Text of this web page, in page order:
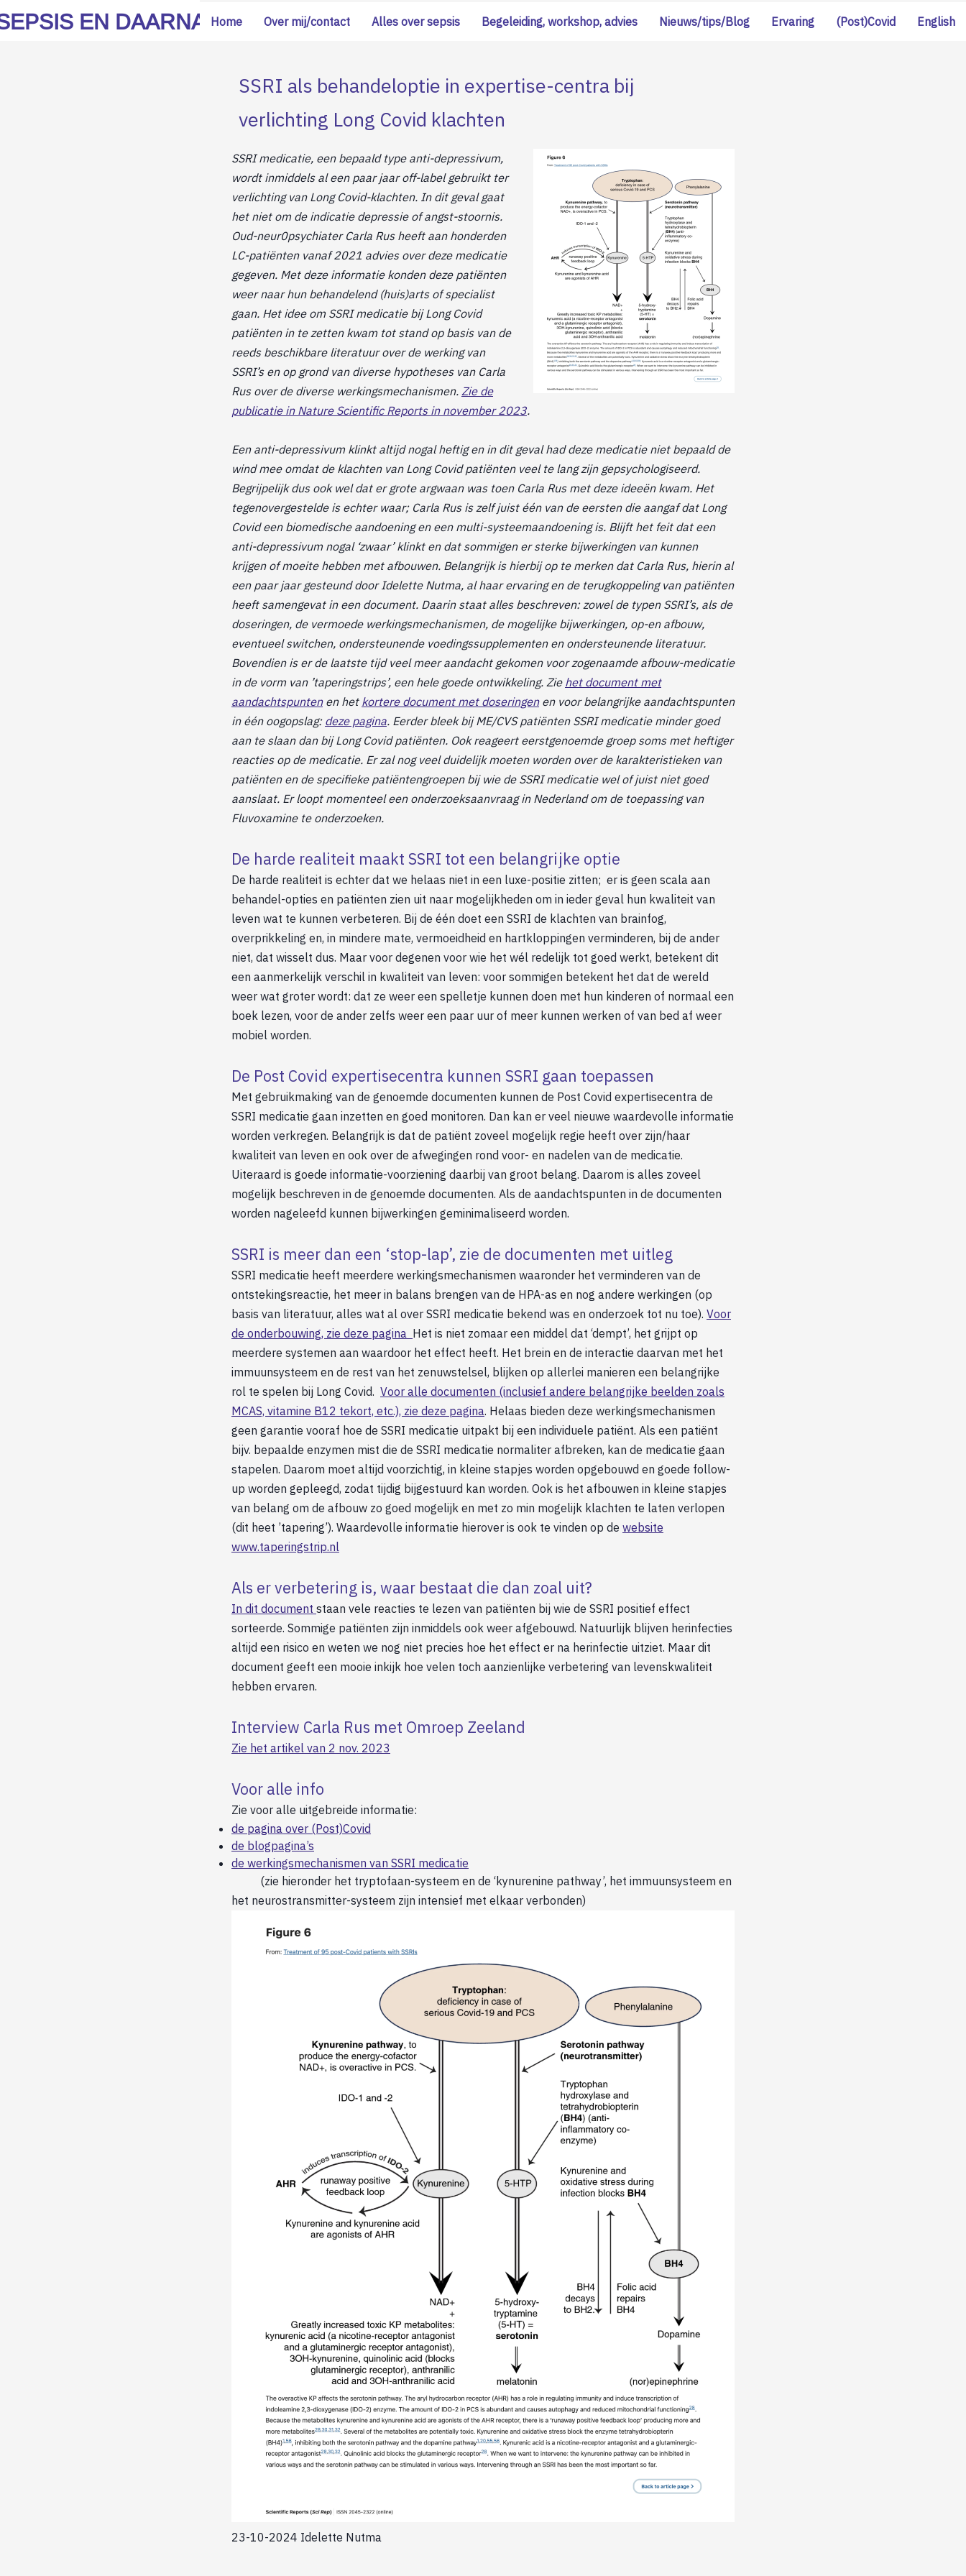
SSRI als behandeloptie in expertise-centra bij
verlichting Long Covid klachten
SSRI medicatie, een bepaald type anti-depressivum,
wordt inmiddels al een paar jaar off-label gebruikt ter
verlichting van Long Covid-klachten. In dit geval gaat
het niet om de indicatie depressie of angst-stoornis.
Oud-neur0psychiater Carla Rus heeft aan honderden
LC-patiënten vanaf 2021 advies over deze medicatie
gegeven. Met deze informatie konden deze patiënten
weer naar hun behandelend (huis)arts of specialist
gaan. Het idee om SSRI medicatie bij Long Covid
patiënten in te zetten kwam tot stand op basis van de
reeds beschikbare literatuur over de werking van
SSRI’s en op grond van diverse hypotheses van Carla
Rus over de diverse werkingsmechanismen. Zie de
publicatie in Nature Scientific Reports in november 2023.
Een anti-depressivum klinkt altijd nogal heftig en in dit geval had deze medicatie niet bepaald de
wind mee omdat de klachten van Long Covid patiënten veel te lang zijn gepsychologiseerd.
Begrijpelijk dus ook wel dat er grote argwaan was toen Carla Rus met deze ideeën kwam. Het
tegenovergestelde is echter waar; Carla Rus is zelf juist één van de eersten die aangaf dat Long
Covid een biomedische aandoening en een multi-systeemaandoening is. Blijft het feit dat een
anti-depressivum nogal ‘zwaar’ klinkt en dat sommigen er sterke bijwerkingen van kunnen
krijgen of moeite hebben met afbouwen. Belangrijk is hierbij op te merken dat Carla Rus, hierin al
een paar jaar gesteund door Idelette Nutma, al haar ervaring en de terugkoppeling van patiënten
heeft samengevat in een document. Daarin staat alles beschreven: zowel de typen SSRI’s, als de
doseringen, de vermoede werkingsmechanismen, de mogelijke bijwerkingen, op-en afbouw,
eventueel switchen, ondersteunende voedingssupplementen en ondersteunende literatuur.
Bovendien is er de laatste tijd veel meer aandacht gekomen voor zogenaamde afbouw-medicatie
in de vorm van ’taperingstrips’, een hele goede ontwikkeling. Zie het document met
aandachtspuntenen het kortere document met doseringenen voor belangrijke aandachtspunten
in één oogopslag: deze pagina. Eerder bleek bij ME/CVS patiënten SSRI medicatie minder goed
aan te slaan dan bij Long Covid patiënten. Ook reageert eerstgenoemde groep soms met heftiger
reacties op de medicatie. Er zal nog veel duidelijk moeten worden over de karakteristieken van
patiënten en de specifieke patiëntengroepen bij wie de SSRI medicatie wel of juist niet goed
aanslaat. Er loopt momenteel een onderzoeksaanvraag in Nederland om de toepassing van
Fluvoxamine te onderzoeken.
De harde realiteit maakt SSRI tot een belangrijke optie
De harde realiteit is echter dat we helaas niet in een luxe-positie zitten; er is geen scala aan
behandel-opties en patiënten zien uit naar mogelijkheden om in ieder geval hun kwaliteit van
leven wat te kunnen verbeteren. Bij de één doet een SSRI de klachten van brainfog,
overprikkeling en, in mindere mate, vermoeidheid en hartkloppingen verminderen, bij de ander
niet, dat wisselt dus. Maar voor degenen voor wie het wél redelijk tot goed werkt, betekent dit
een aanmerkelijk verschil in kwaliteit van leven: voor sommigen betekent het dat de wereld
weer wat groter wordt: dat ze weer een spelletje kunnen doen met hun kinderen of normaal een
boek lezen, voor de ander zelfs weer een paar uur of meer kunnen werken of van bed af weer
mobiel worden.
De Post Covid expertisecentra kunnen SSRI gaan toepassen
Met gebruikmaking van de genoemde documenten kunnen de Post Covid expertisecentra de
SSRI medicatie gaan inzetten en goed monitoren. Dan kan er veel nieuwe waardevolle informatie
worden verkregen. Belangrijk is dat de patiënt zoveel mogelijk regie heeft over zijn/haar
kwaliteit van leven en ook over de afwegingen rond voor- en nadelen van de medicatie.
Uiteraard is goede informatie-voorziening daarbij van groot belang. Daarom is alles zoveel
mogelijk beschreven in de genoemde documenten. Als de aandachtspunten in de documenten
worden nageleefd kunnen bijwerkingen geminimaliseerd worden.
SSRI is meer dan een ‘stop-lap’, zie de documenten met uitleg
SSRI medicatie heeft meerdere werkingsmechanismen waaronder het verminderen van de
ontstekingsreactie, het meer in balans brengen van de HPA-as en nog andere werkingen (op
basis van literatuur, alles wat al over SSRI medicatie bekend was en onderzoek tot nu toe). Voor
de onderbouwing, zie deze pagina Het is niet zomaar een middel dat ‘dempt’, het grijpt op
meerdere systemen aan waardoor het effect heeft. Het brein en de interactie daarvan met het
immuunsysteem en de rest van het zenuwstelsel, blijken op allerlei manieren een belangrijke
rol te spelen bij Long Covid. Voor alle documenten (inclusief andere belangrijke beelden zoals
MCAS, vitamine B12 tekort, etc.), zie deze pagina. Helaas bieden deze werkingsmechanismen
geen garantie vooraf hoe de SSRI medicatie uitpakt bij een individuele patiënt. Als een patiënt
bijv. bepaalde enzymen mist die de SSRI medicatie normaliter afbreken, kan de medicatie gaan
stapelen. Daarom moet altijd voorzichtig, in kleine stapjes worden opgebouwd en goede follow-
up worden gepleegd, zodat tijdig bijgestuurd kan worden. Ook is het afbouwen in kleine stapjes
van belang om de afbouw zo goed mogelijk en met zo min mogelijk klachten te laten verlopen
(dit heet ’tapering’). Waardevolle informatie hierover is ook te vinden op de website
www.taperingstrip.nl
Als er verbetering is, waar bestaat die dan zoal uit?
In dit document staan vele reacties te lezen van patiënten bij wie de SSRI positief effect
sorteerde. Sommige patiënten zijn inmiddels ook weer afgebouwd. Natuurlijk blijven herinfecties
altijd een risico en weten we nog niet precies hoe het effect er na herinfectie uitziet. Maar dit
document geeft een mooie inkijk hoe velen toch aanzienlijke verbetering van levenskwaliteit
hebben ervaren.
Interview Carla Rus met Omroep Zeeland
Zie het artikel van 2 nov. 2023
Voor alle info
Zie voor alle uitgebreide informatie:
de pagina over (Post)Covid
de blogpagina’s
de werkingsmechanismen van SSRI medicatie
(zie hieronder het tryptofaan-systeem en de ‘kynurenine pathway’, het immuunsysteem en
het neurostransmitter-systeem zijn intensief met elkaar verbonden)
23-10-2024 Idelette Nutma
EN DAARNA Home Over mij/contact Alles over sepsis Begeleiding, workshop, advies Nieuws/tips/Blog Ervaring (Post)Covid English